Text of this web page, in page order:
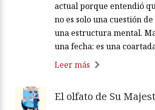
actual porque entendió
no es solo una cuestión
una estructura mental.
una fecha: es una
Leer más
El olfato de Su